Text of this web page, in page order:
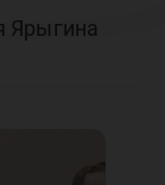
Ярыгина